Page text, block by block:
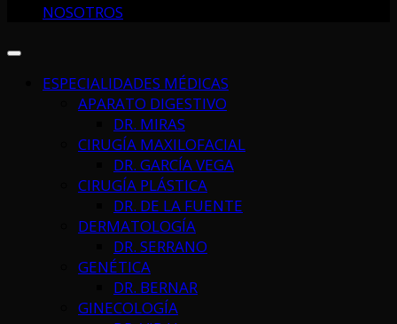
NOSOTROS
ESPECIALIDADES MÉDICAS
APARATO DIGESTIVO
DR. MIRAS
CIRUGÍA MAXILOFACIAL
DR. GARCÍA VEGA
CIRUGÍA PLÁSTICA
DR. DE LA FUENTE
DERMATOLOGÍA
DR. SERRANO
GENÉTICA
DR. BERNAR
GINECOLOGÍA